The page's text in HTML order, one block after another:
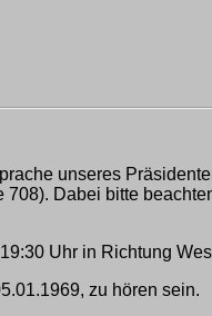
unseres
708). Dabei bitte
Uhr in Richtung
zu hören sein.